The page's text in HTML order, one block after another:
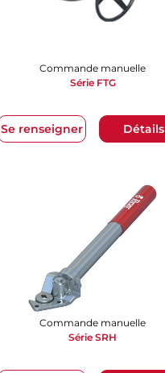
Se renseigner Détails
Commande manuelle
Série FTG
Commande manuelle
Série SRH